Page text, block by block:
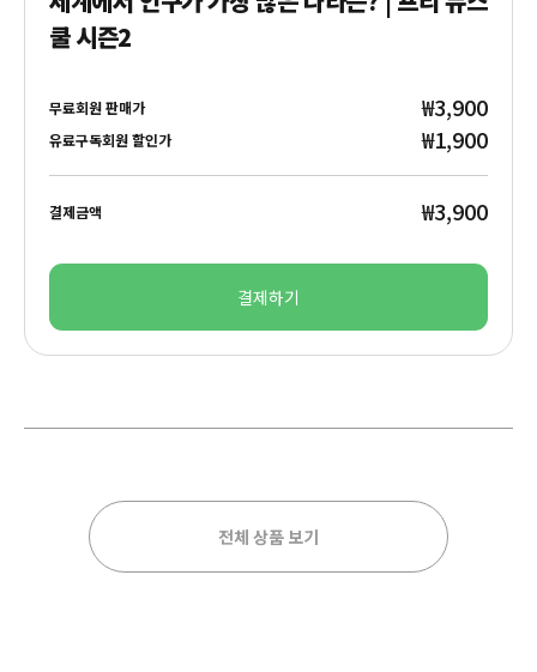
쿨 시즌2
무료회원 판매가 ₩3,900
유료구독회원 할인가 ₩1,900
결제금액 ₩3,900
결제하기
전체 상품 보기